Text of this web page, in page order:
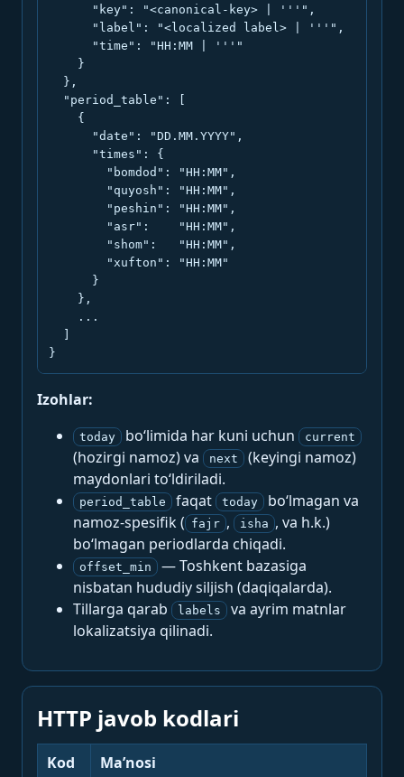
      "key": "<canonical-key> | '''",
      "label": "<localized label> | '''",
      "time": "HH:MM | '''"
    }
  },
  "period_table": [
    {
      "date": "DD.MM.YYYY",
      "times": {
        "bomdod": "HH:MM",
        "quyosh": "HH:MM",
        "peshin": "HH:MM",
        "asr":    "HH:MM",
        "shom":   "HH:MM",
        "xufton": "HH:MM"
      }
    },
    ...
}
Izohlar:
today bo‘limida har kuni uchun current
(hozirgi namoz) va next
(keyingi namoz)
maydonlari to‘ldiriladi.
period_table faqat today
bo‘lmagan va
namoz-spesifik ( fajr , isha , va h.k.)
bo‘lmagan periodlarda chiqadi.
offset_min
— Toshkent bazasiga
nisbatan hududiy siljish (daqiqalarda).
Tillarga qarab
labels
va ayrim matnlar
lokalizatsiya qilinadi.
HTTP javob kodlari
Kod Ma’nosi